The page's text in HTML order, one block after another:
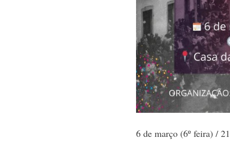
6 de março (6º feira) /